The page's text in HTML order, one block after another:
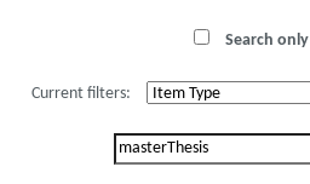
Search
Current filters: